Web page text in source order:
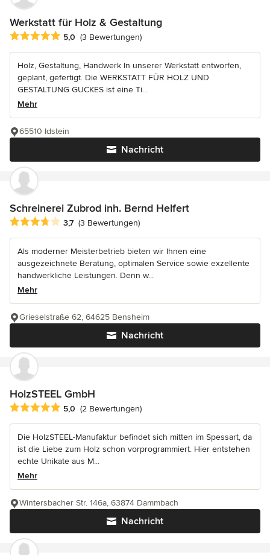
Werkstatt für Holz & Gestaltung
Durchschnittliche Bewertung: 5 von 5 Sternen
5,0 (3 Bewertungen)
Holz, Gestaltung, Handwerk In unserer Werkstatt entworfen,
geplant, gefertigt. Die WERKSTATT FÜR HOLZ UND
GESTALTUNG GUCKES ist eine Ti...
Mehr
Nachricht
65510 Idstein
Schreinerei Zubrod inh. Bernd Helfert
Durchschnittliche Bewertung: 3.7 von 5 Sternen
3,7 (3 Bewertungen)
Als moderner Meisterbetrieb bieten wir Ihnen eine
ausgezeichnete Beratung, optimalen Service sowie exzellente
handwerkliche Leistungen. Denn w...
Mehr
Nachricht
Grieselstraße 62, 64625 Bensheim
HolzSTEEL GmbH
Durchschnittliche Bewertung: 5 von 5 Sternen
5,0 (2 Bewertungen)
Die HolzSTEEL-Manufaktur befindet sich mitten im Spessart, da
ist die Liebe zum Holz schon vorprogrammiert. Hier entstehen
echte Unikate aus M...
Mehr
Nachricht
Wintersbacher Str. 146a, 63874 Dammbach